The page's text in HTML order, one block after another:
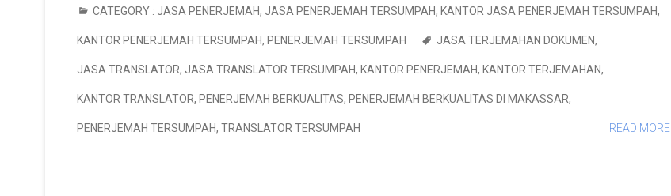
CATEGORY : JASA PENERJEMAH, JASA PENERJEMAH TERSUMPAH, KANTOR JASA PENERJEMAH TERSUMPAH,
KANTOR PENERJEMAH TERSUMPAH, PENERJEMAH TERSUMPAH JASA TERJEMAHAN DOKUMEN,
JASA TRANSLATOR, JASA TRANSLATOR TERSUMPAH, KANTOR PENERJEMAH, KANTOR TERJEMAHAN,
KANTOR TRANSLATOR, PENERJEMAH BERKUALITAS, PENERJEMAH BERKUALITAS DI MAKASSAR,
PENERJEMAH TERSUMPAH, TRANSLATOR TERSUMPAH READ MORE